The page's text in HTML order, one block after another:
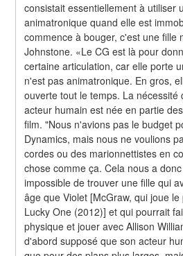
consistait essentiellement à utiliser
animatronique quand elle est
commence à bouger, c'est une fille
Johnstone. «Le CG est là pour
certaine articulation, car elle porte
n'est pas animatronique. En gros,
ouverte tout le temps. La nécessité
acteur humain est née en partie
film. "Nous n'avions pas le budget
Dynamics, mais nous ne voulions
cordes ou des marionnettistes en
chose comme ça. Cela nous a
impossible de trouver une fille qui
âge que Violet [McGraw, qui joue
Lucky One (2012)] et qui pourrait
physique et jouer avec Allison
d'abord supposé que son acteur